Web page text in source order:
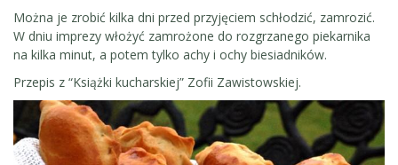
Można je zrobić kilka dni przed przyjęciem schłodzić, zamrozić.
W dniu imprezy włożyć zamrożone do rozgrzanego piekarnika
na kilka minut, a potem tylko achy i ochy biesiadników.
Przepis z “Książki kucharskiej” Zofii Zawistowskiej.